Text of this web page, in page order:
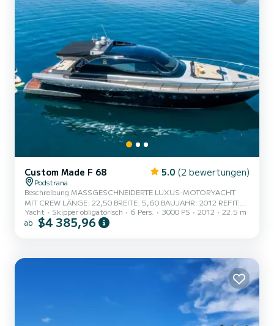
Custom Made F 68 5.0 (2 bewertungen)
Podstrana
Beschreibung MASSGESCHNEIDERTE LUXUS-MOTORYACHT
MIT CREW LÄNGE: 22,50 BREITE: 5,60 BAUJAHR: 2012 REFIT:
2022 FLAGGE: CRO HAFENBASIS: Le Meridien Lav Split
(Kroatien) RUMPFKONSTRUKTION: GFK-RUMPF TECHNISCHE
26 kn UNTERHALTUNG Kostenloses WLAN, Bluetooth SMART-
TV/HI-FI/ BLUETOOTH - Masterkabine Bluetooth-Lautsprecher -
Yacht Skipper obligatorisch 6 Pers. 3000 PS 2012 22.5 m
ab $4 385,96